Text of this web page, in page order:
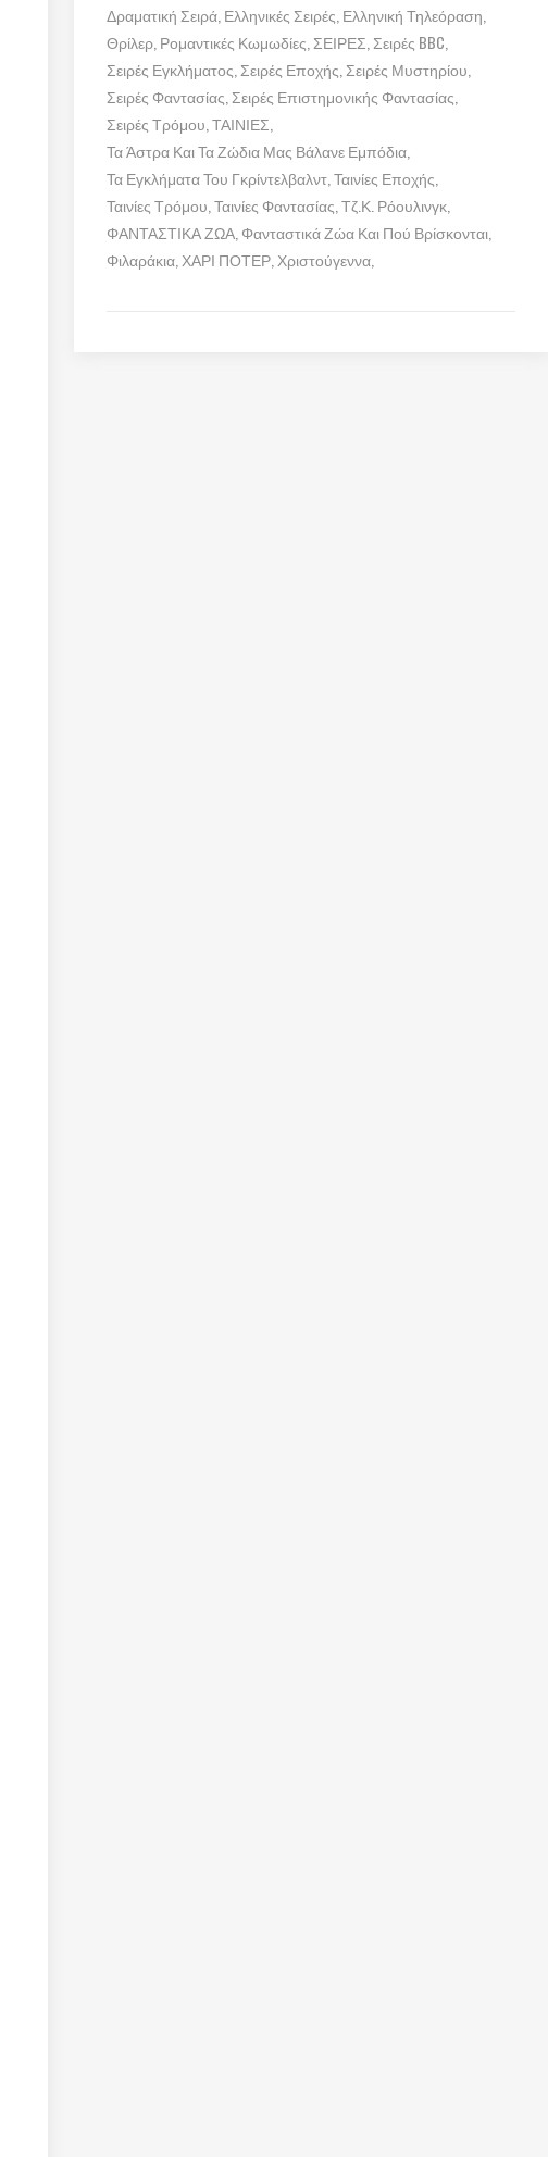
Δραματική Σειρά Ελληνικές Σειρές Ελληνική Τηλεόραση
Θρίλερ Ρομαντικές Κωμωδίες ΣΕΙΡΕΣ Σειρές BBC
Σειρές Εγκλήματος Σειρές Εποχής Σειρές Μυστηρίου
Σειρές Φαντασίας Σειρές Επιστημονικής Φαντασίας
Σειρές Τρόμου ΤΑΙΝΙΕΣ
Τα Άστρα Και Τα Ζώδια Μας Βάλανε Εμπόδια
Τα Εγκλήματα Του Γκρίντελβαλντ Ταινίες Εποχής
Ταινίες Τρόμου Ταινίες Φαντασίας Τζ.Κ. Ρόουλινγκ
ΦΑΝΤΑΣΤΙΚΑ ΖΩΑ Φανταστικά Ζώα Και Πού Βρίσκονται
Φιλαράκια ΧΑΡΙ ΠΟΤΕΡ Χριστούγεννα